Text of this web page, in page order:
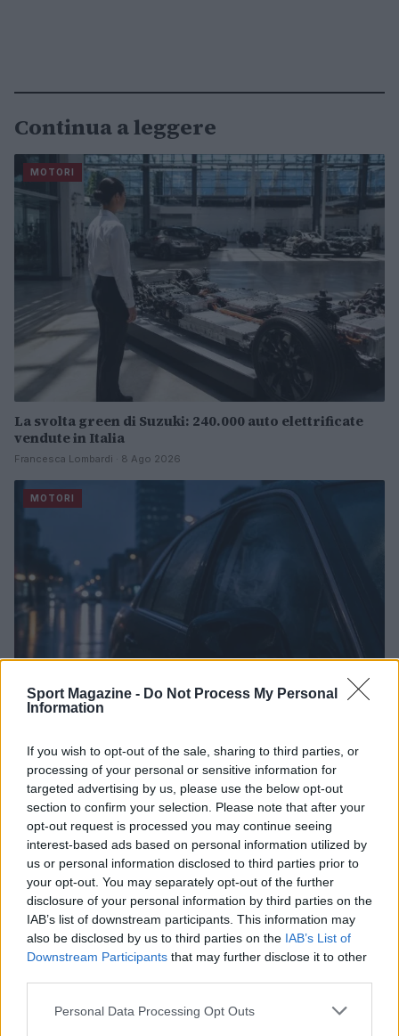
Sport Magazine - Do Not Process My Personal
Information
If you wish to opt-out of the sale, sharing to third parties, or
processing of your personal or sensitive information for
targeted advertising by us, please use the below opt-out
section to confirm your selection. Please note that after your
opt-out request is processed you may continue seeing
interest-based ads based on personal information utilized by
us or personal information disclosed to third parties prior to
your opt-out. You may separately opt-out of the further
disclosure of your personal information by third parties on the
IAB’s list of downstream participants. This information may
also be disclosed by us to third parties on the IAB’s List of
Downstream Participants that may further disclose it to other
Please note that this website/app uses one or more Google
Personal Data Processing Opt Outs
Continua a leggere
MOTORI
La svolta green di Suzuki: 240.000 auto elettrificate
vendute in Italia
Francesca Lombardi · 8 Ago 2026
MOTORI
Auto in fiamme: procedura sicura, errori da evitare
ed estintore a bordo
Ilaria Mauri · 7 Ago 2026
MOTORI